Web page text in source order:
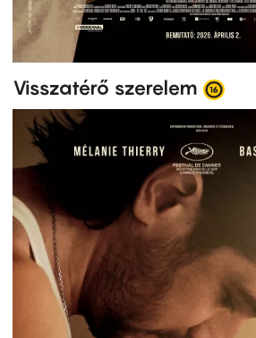
Visszatérő szerelem